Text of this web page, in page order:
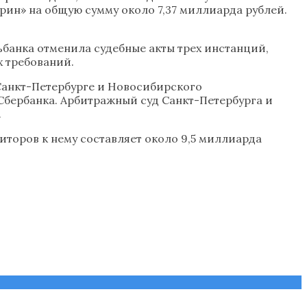
на общую сумму около 7,37 миллиарда рублей.
отменила судебные акты трех инстанций,
требований.
Петербурге и Новосибирского
Арбитражный суд Санкт-Петербурга и
к нему составляет около 9,5 миллиарда